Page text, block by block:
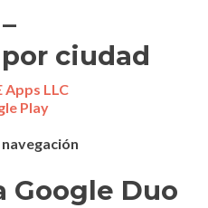
ciudad
Apps LLC
Play
Google Duo